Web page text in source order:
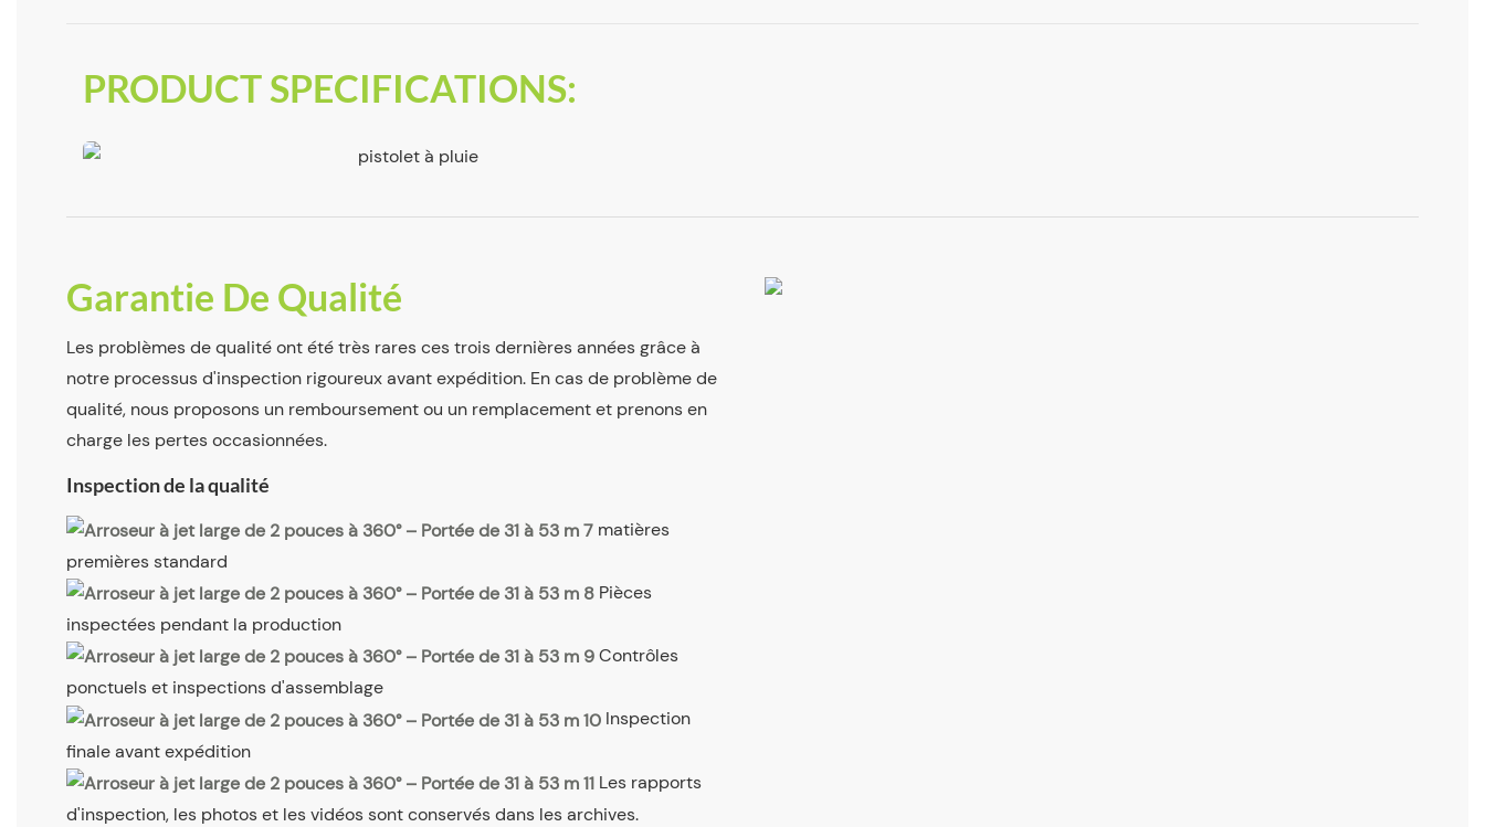
PRODUCT SPECIFICATIONS:
Garantie De Qualité
Les problèmes de qualité ont été très rares ces trois dernières années grâce à
notre processus d'inspection rigoureux avant expédition. En cas de problème de
qualité, nous proposons un remboursement ou un remplacement et prenons en
charge les pertes occasionnées.
Inspection de la qualité
matières
premières standard
Pièces
inspectées pendant la production
Contrôles
ponctuels et inspections d'assemblage
Inspection
finale avant expédition
Les rapports
d'inspection, les photos et les vidéos sont conservés dans les archives.